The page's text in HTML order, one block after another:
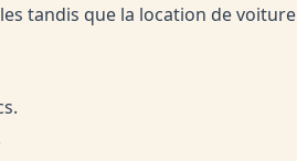
tandis que la location de voiture